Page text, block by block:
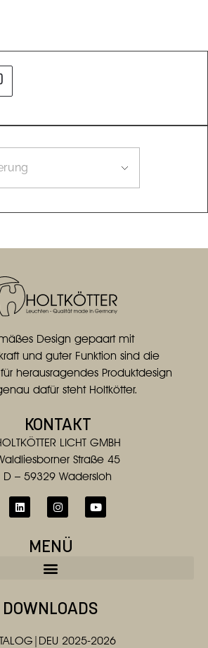
Design gepaart mit
und guter Funktion sind die
herausragendes Produktdesign
dafür steht Holtkötter.
KONTAKT
LICHT GMBH
Straße 45
D – 59329 Wadersloh
MENÜ
DOWNLOADS
2025-2026